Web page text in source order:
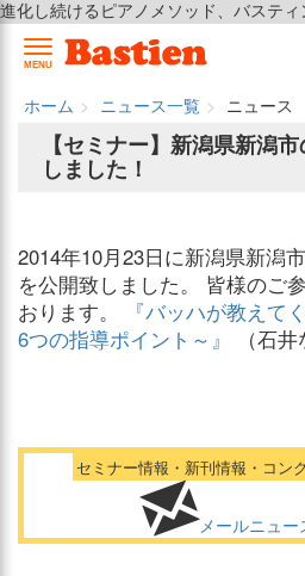
進化し続けるピアノメソッド、バスティ
MENU
ホーム ニュース一覧
ニュース
【セミナー】新潟県新潟
しました！
2014年10月23日に新潟県新潟
を公開致しました。 皆様のご
おります。
『バッハが教えて
6つの指導ポイント～』
（石井
セミナー情報・新刊情報・コン
メールニュー